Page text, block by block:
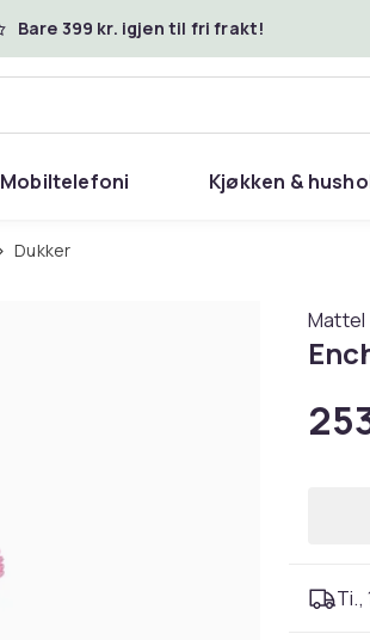
Bare 399 kr. igjen til fri frakt!
Mobiltelefoni Kjøkken &
Dukker
Mattel
Ti.,